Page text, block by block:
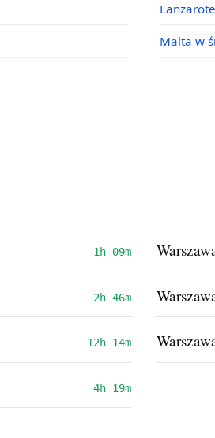
Malta w
1h 09m
2h 46m
12h 14m
4h 19m